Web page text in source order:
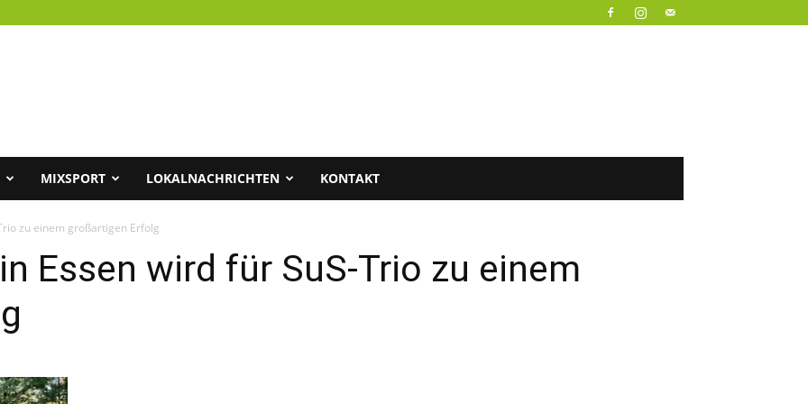
MIXSPORT LOKALNACHRICHTEN KONTAKT
zu einem großartigen Erfolg
Essen wird für SuS-Trio zu einem